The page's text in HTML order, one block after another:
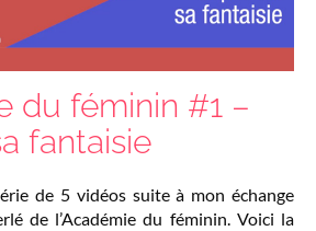
du féminin #1 –
fantaisie
de 5 vidéos suite à mon échange
de l’Académie du féminin. Voici la